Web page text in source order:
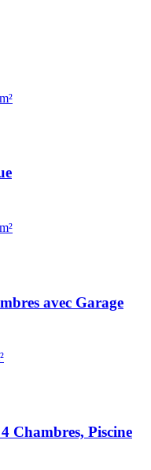
avec Garage
Chambres, Piscine